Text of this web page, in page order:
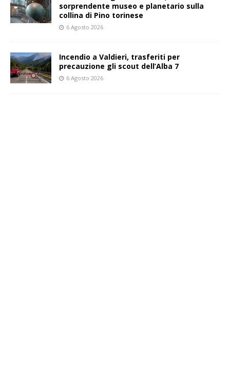
sorprendente museo e planetario sulla
collina di Pino torinese
6 Agosto 2026
Incendio a Valdieri, trasferiti per
precauzione gli scout dell’Alba 7
6 Agosto 2026